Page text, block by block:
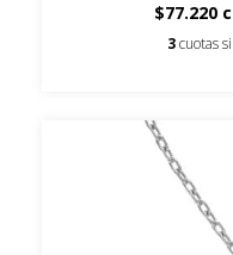
$77.220
3cuotas